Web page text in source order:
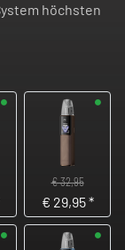
höchsten
€ 32,95
€ 29,95*